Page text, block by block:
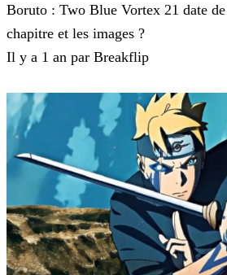
Boruto : Two Blue Vortex 21 date
chapitre et les images ?
Il y a 1 an par Breakflip